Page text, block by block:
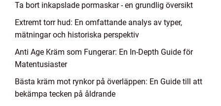
Ta bort inkapslade pormaskar - en grundlig översikt
Extremt torr hud: En omfattande analys av typer,
mätningar och historiska perspektiv
Anti Age Kräm som Fungerar: En In-Depth Guide för
Matentusiaster
Bästa kräm mot rynkor på överläppen: En Guide till att
bekämpa tecken på åldrande